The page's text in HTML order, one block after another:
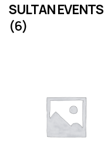
SULTAN EVENTS
(6)